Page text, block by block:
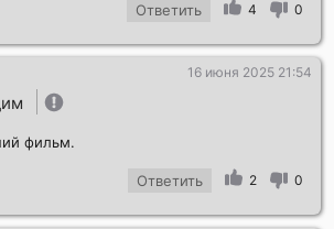
Ответить 4 0
16 июня 2025 21:54
фильм.
Ответить 2 0